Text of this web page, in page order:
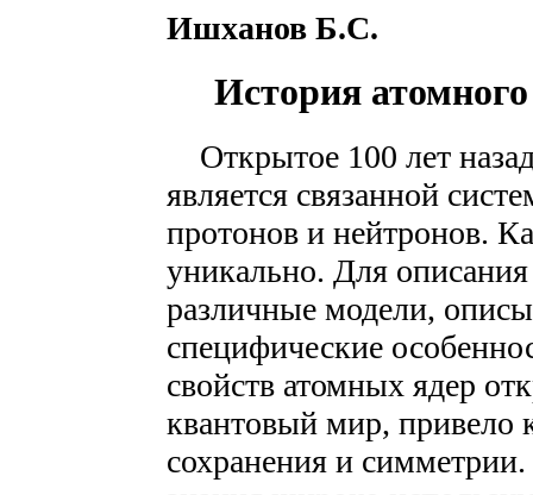
Ишханов Б.С.
История
Открытое 100 лет
является связанной
протонов и нейтронов.
уникально. Для
различные модели,
специфические
свойств атомных ядер
квантовый мир, привело
сохранения и